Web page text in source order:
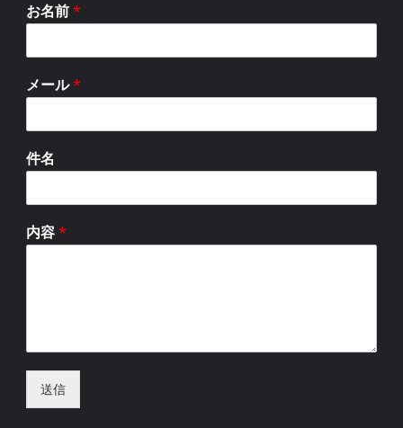
お名前*
メール*
件名
内容*
送信